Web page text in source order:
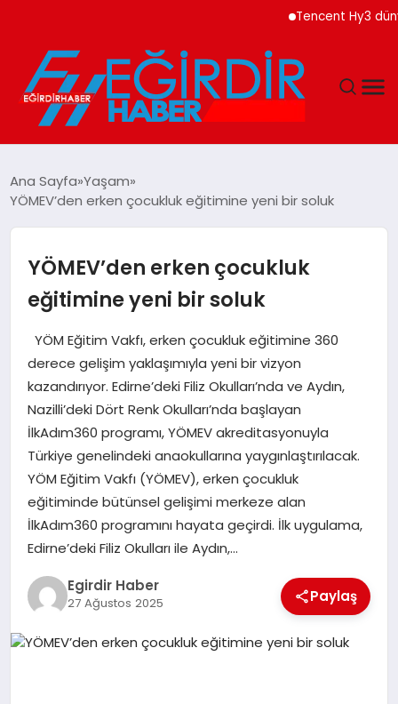
Tencent Hy3 dünya
EKONOMI
GÜNDEM
MAGAZIN
SIYASET
SPOR
TEKNOLOJI
YAŞAM
Ana Sayfa Yaşam
YÖMEV’den erken çocukluk eğitimine yeni bir soluk
YÖMEV’den erken çocukluk
eğitimine yeni bir soluk
YÖM Eğitim Vakfı, erken çocukluk eğitimine 360
derece gelişim yaklaşımıyla yeni bir vizyon
kazandırıyor. Edirne’deki Filiz Okulları’nda ve Aydın,
Nazilli’deki Dört Renk Okulları’nda başlayan
İlkAdım360 programı, YÖMEV akreditasyonuyla
Türkiye genelindeki anaokullarına yaygınlaştırılacak.
YÖM Eğitim Vakfı (YÖMEV), erken çocukluk
eğitiminde bütünsel gelişimi merkeze alan
İlkAdım360 programını hayata geçirdi. İlk uygulama,
Edirne’deki Filiz Okulları ile Aydın,…
Egirdir Haber
27 Ağustos 2025 Paylaş